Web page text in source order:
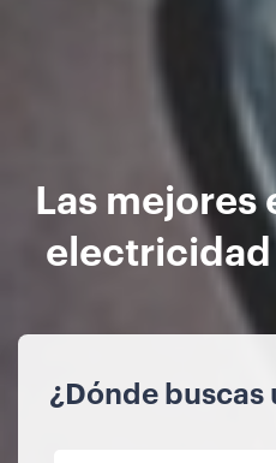
Las mejores
electricidad
¿Dónde